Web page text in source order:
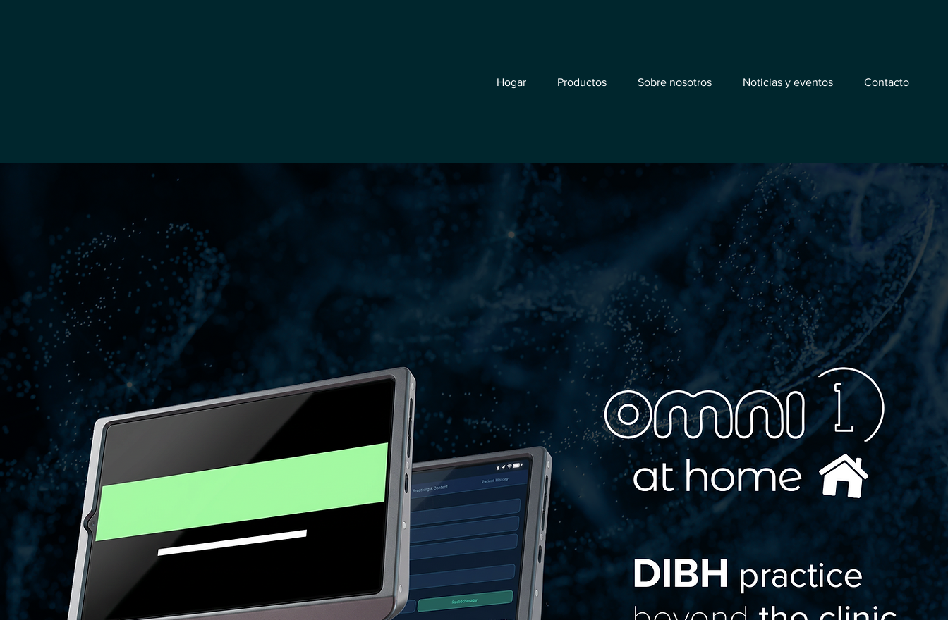
Hogar Productos Sobre nosotros Noticias y eventos Contacto